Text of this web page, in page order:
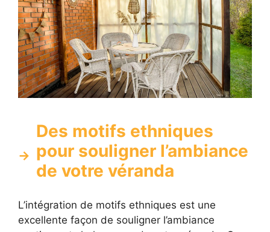
Des motifs ethniques
pour souligner l’ambiance
de votre véranda
L’intégration de motifs ethniques est une
excellente façon de souligner l’ambiance